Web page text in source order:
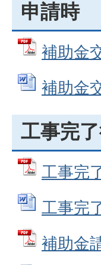
申請時
補助金
補助金
工事完
工事完
工事完
補助金